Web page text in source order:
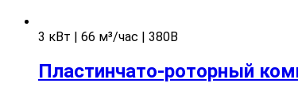
3 кВт | 66 м³/час | 380В
Пластинчато-роторный